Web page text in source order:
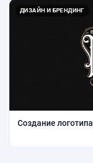
ДИЗАЙН И БРЕНДИНГ
Создание